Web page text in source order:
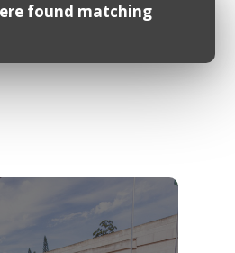
found matching